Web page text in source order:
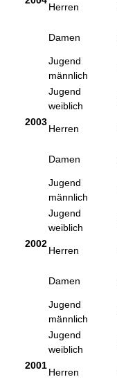
Herren
Damen
Jugend
männlich
Jugend
weiblich
2003
Herren
Damen
Jugend
männlich
Jugend
weiblich
2002
Herren
Damen
Jugend
männlich
Jugend
weiblich
2001
Herren